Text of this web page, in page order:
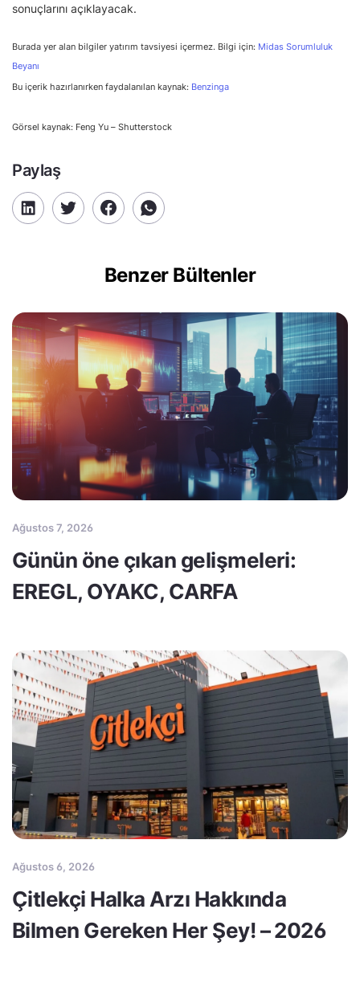
sonuçlarını açıklayacak.
Burada yer alan bilgiler yatırım tavsiyesi içermez. Bilgi için: Midas Sorumluluk
Beyanı
Bu içerik hazırlanırken faydalanılan kaynak: Benzinga
Görsel kaynak: Feng Yu – Shutterstock
Paylaş
Benzer Bültenler
Ağustos 7, 2026
Günün öne çıkan gelişmeleri:
EREGL, OYAKC, CARFA
Ağustos 6, 2026
Çitlekçi Halka Arzı Hakkında
Bilmen Gereken Her Şey! – 2026